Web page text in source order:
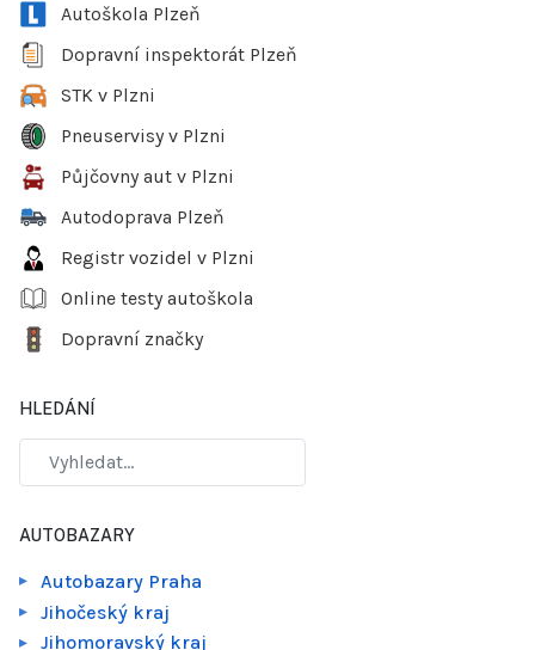
Autoškola Plzeň
Dopravní inspektorát Plzeň
STK v Plzni
Pneuservisy v Plzni
Půjčovny aut v Plzni
Autodoprava Plzeň
Registr vozidel v Plzni
Online testy autoškola
Dopravní značky
HLEDÁNÍ
AUTOBAZARY
Autobazary Praha
Jihočeský kraj
Jihomoravský kraj